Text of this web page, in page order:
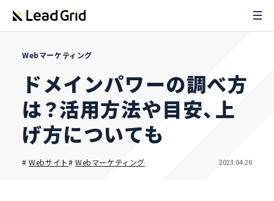
Webマーケティング
ドメインパワーの調べ方
は？活用方法や目安、上
げ方についても
#Webサイト#Webマーケティング 2023.04.20